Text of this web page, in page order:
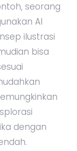
seorang
AI
ilustrasi
bisa
dengan